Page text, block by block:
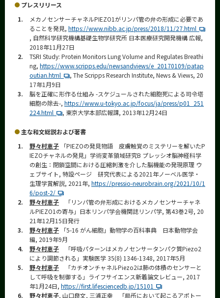
プレスリリース
1.
メカノセンサーチャネルPIEZO1がリンパ管の弁の形成に必要であ
ることを発見, https://www.nibb.ac.jp/press/2018/11/27.html
, 自然科学研究機構基礎生物学研究所 日本医療研究開発機構 広報,
2018年11月27日
2.
TSRI Study: Protein Monitors Lung Volume and Regulates Breathi
ng, https://www.scripps.edu/newsandviews/e_20170109/patap
outian.html
, The Scripps Research Institute, News & Views, 20
17年1月9日
3.
脳を正確に形作る仕組み -スケジュールされた細胞死による司令塔
細胞の除去-, https://www.u-tokyo.ac.jp/focus/ja/press/p01_251
224.html
, 東京大学本部広報課, 2013年12月24日
主な和文総説および著書
1.
野々村恵子 「PIEZOの発見物語 皮膚触覚のミステリーを解いたP
IEZOチャネルの発見」学術変革領域研究B プレッシオ脳神経科学
の創生：閉鎖空間における圧縮刺激を介した脳機能の発現原理 ウ
ェブサイト, 特設ページ 研究代表による2021年ノーベル医学・
生理学賞解説, 2021年, https://pressio-neurobrain.org/2021/10/1
6/post-2/
2.
野々村恵子 「リンパ管の弁形成におけるメカノセンサーチャネ
ルPIEZO1の寄与」日本リンパ学会機関誌リンパ学, 第43巻2号, 20
21年12月15日発行
3.
野々村恵子 「5-16 がん細胞」動物学の百科事典 日本動物学会
編, 2019年9月
4.
野々村恵子 「呼吸パターンはメカノセンサータンパク質Piezo2
により調節される」実験医学 35(8) 1346-1348, 2017年5月
5.
野々村恵子 「カチオンチャネルPiezo2は肺の体積のセンサーと
して呼吸を制御する」ライフサイエンス新着論文レビュー, 2017
年1月24日, https://first.lifesciencedb.jp/15101
6.
野々村恵子, 山口良文, 三浦正幸 「局所において起こるアポトー